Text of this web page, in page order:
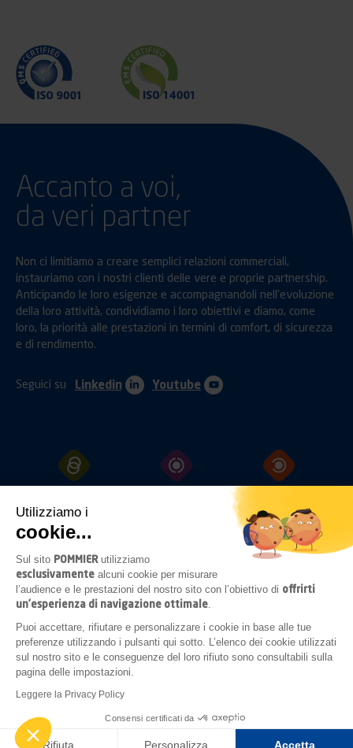
Utilizziamo i
cookie...
Sul sito POMMIER utilizziamo
esclusivamente alcuni cookie per misurare
l’audience e le prestazioni del nostro sito con l’obiettivo di offrirti
un’esperienza di navigazione ottimale.
Puoi accettare, rifiutare e personalizzare i cookie in base alle tue
preferenze utilizzando i pulsanti qui sotto. L’elenco dei cookie utilizzati
sul nostro sito e le conseguenze del loro rifiuto sono consultabili sulla
pagina delle impostazioni.
Leggere la Privacy Policy
Consensi certificati da
Rifiuta Personalizza Accetta
Accanto a voi,
da veri partner
Non ci limitiamo a creare semplici relazioni commerciali,
instauriamo con i nostri clienti delle vere e proprie partnership.
Anticipando le loro esigenze e accompagnandoli nell’evoluzione
della loro attività, condividiamo i loro obiettivi e diamo, come
loro, la priorità alle prestazioni in termini di comfort, di sicurezza
e di rendimento.
Seguici su Linkedin Youtube
SISTEMI
DIAPERTURA
ILLUMINAZIONE
COMPLEMENTI
DIALLESTIMENTO
Note legali Condizioni generali di acquisto
Realizzato da